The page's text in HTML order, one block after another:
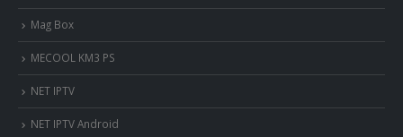
Mag Box
MECOOL KM3 PS
NET IPTV
NET IPTV Android